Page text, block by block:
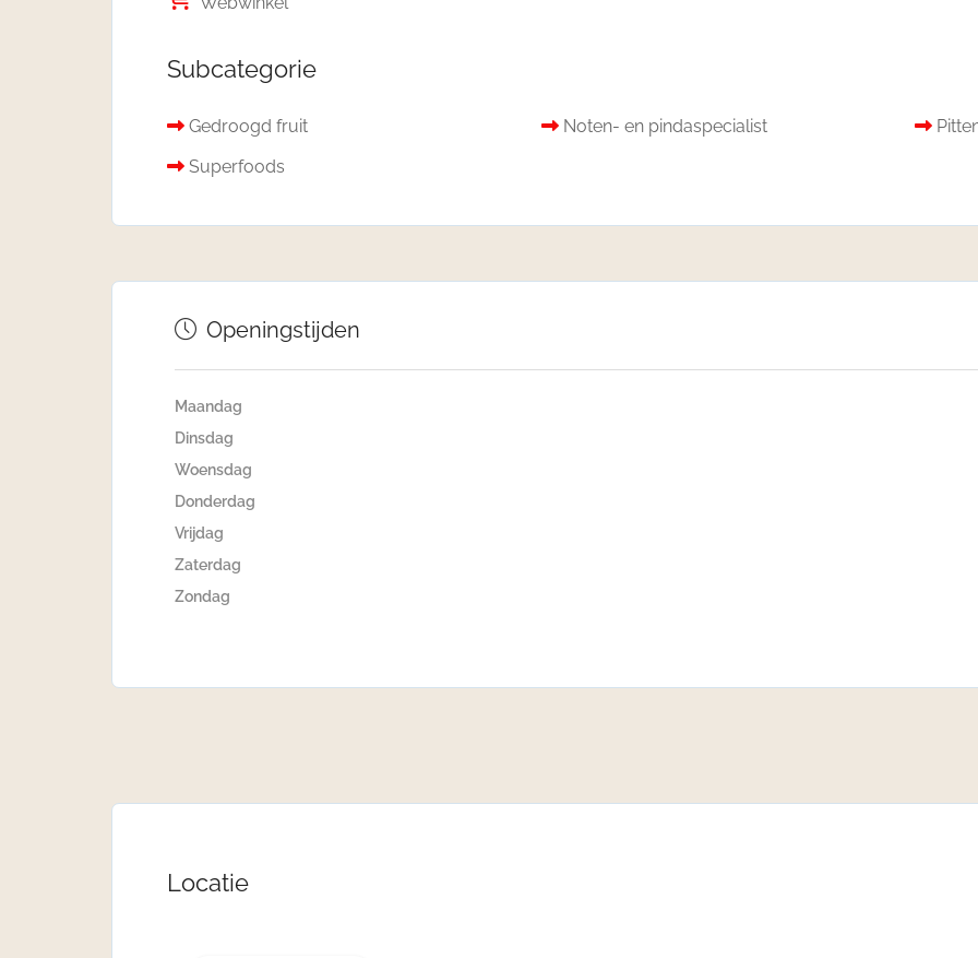
Subcategorie
Gedroogd fruit Noten- en pindaspecialist
Superfoods
Openingstijden
Maandag
Dinsdag
Woensdag
Donderdag
Vrijdag
Zaterdag
Zondag
Locatie